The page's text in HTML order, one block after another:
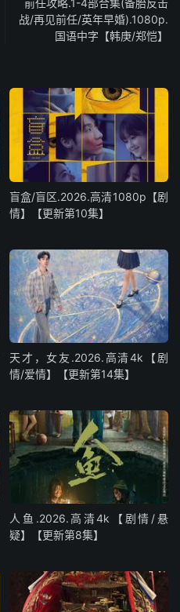
前任攻略.1-4部合集(备胎反击
战/再见前任/英年早婚).1080p.
国语中字【韩庚/郑恺】
盲盒/盲区.2026.高清1080p【剧
情】【更新第10集】
天才，女友.2026.高清4k【剧
情/爱情】【更新第14集】
人鱼.2026.高清4k【剧情/悬
疑】【更新第8集】